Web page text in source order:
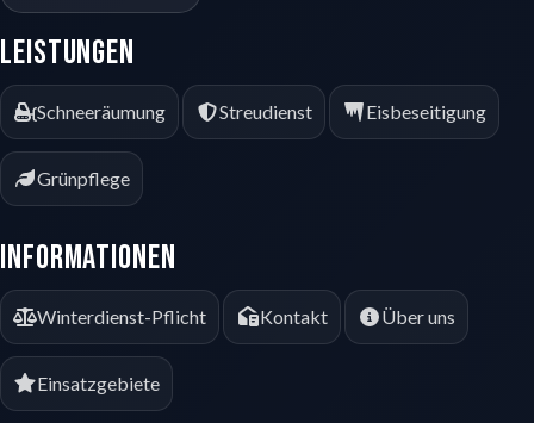
Leistungen
Schneeräumung Streudienst Eisbeseitigung
Grünpflege
Informationen
Winterdienst-Pflicht Kontakt Über uns
Einsatzgebiete